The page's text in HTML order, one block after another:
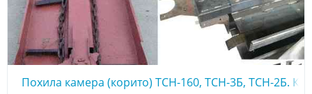
Похила камера (корито) ТСН-160, ТСН-3Б, ТСН-2Б.